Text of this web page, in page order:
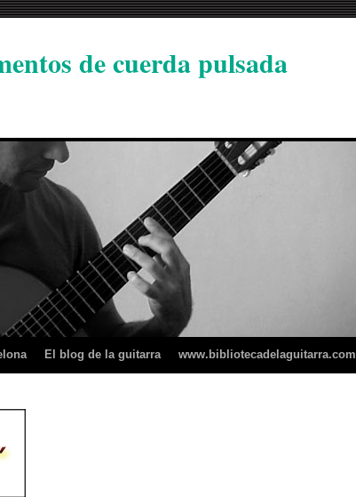
de cuerda pulsada
El blog de la guitarra www.bibliotecadelaguitarra.com